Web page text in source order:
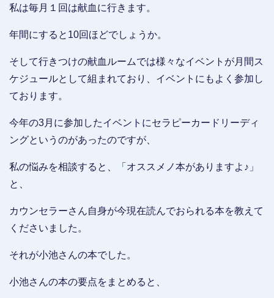
私は毎月１回は献血に行きます。
年間にすると10回ほどでしょうか。
そして行きつけの献血ルームでは様々なイベントが月間ス
ケジュールとして組まれており、イベントにもよく参加し
ております。
今年の3月に参加したイベントにセラピーカードリーディ
ングというのがあったのですが、
私の悩みを相談すると、「オススメノ本がありますよ♪」
と、
カウンセラーさん自身が今現在読んでおられる本を教えて
くださいました。
それが小池さんの本でした。
小池さんの本の要点をまとめると、